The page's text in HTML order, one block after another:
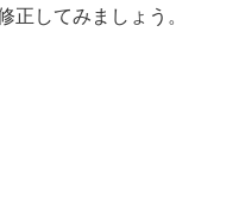
してみましょう。